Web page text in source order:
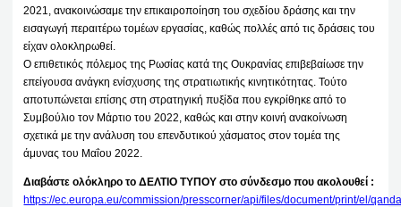
2021, ανακοινώσαμε την επικαιροποίηση του σχεδίου δράσης και την
εισαγωγή περαιτέρω τομέων εργασίας, καθώς πολλές από τις δράσεις του
είχαν ολοκληρωθεί.
Ο επιθετικός πόλεμος της Ρωσίας κατά της Ουκρανίας επιβεβαίωσε την
επείγουσα ανάγκη ενίσχυσης της στρατιωτικής κινητικότητας. Τούτο
αποτυπώνεται επίσης στη στρατηγική πυξίδα που εγκρίθηκε από το
Συμβούλιο τον Μάρτιο του 2022, καθώς και στην κοινή ανακοίνωση
σχετικά με την ανάλυση του επενδυτικού χάσματος στον τομέα της
άμυνας του Μαΐου 2022.
Διαβάστε ολόκληρο το ΔΕΛΤΙΟ ΤΥΠΟΥ στο σύνδεσμο που ακολουθεί :
https://ec.europa.eu/commission/presscorner/api/files/document/print/el/